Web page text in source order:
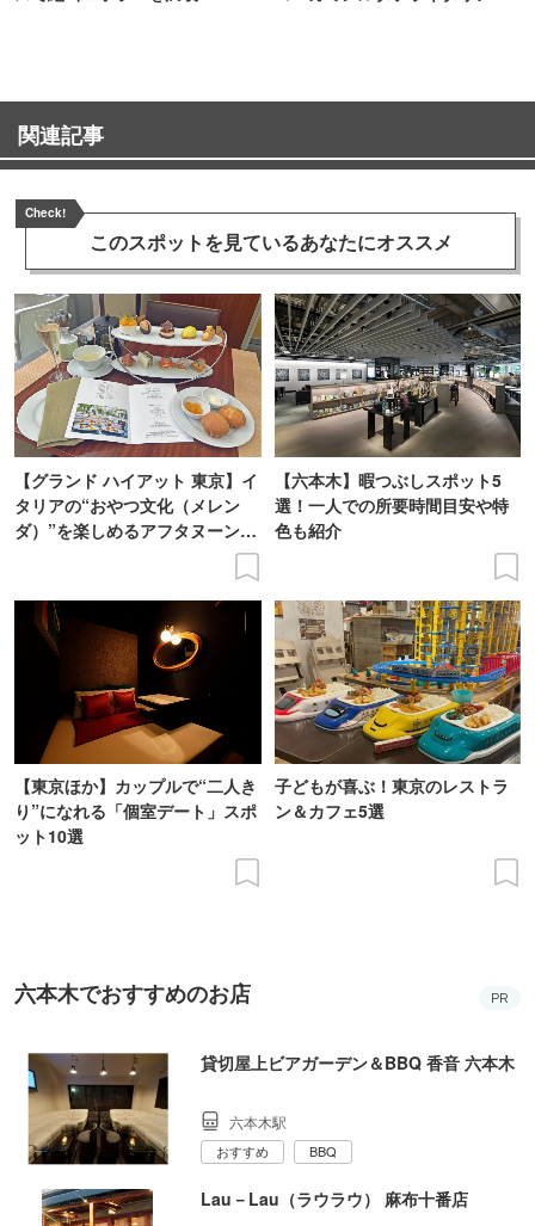
関連記事
Check!
このスポットを見ているあなたにオススメ
【グランド ハイアット 東京】イ
タリアの“おやつ文化（メレン
ダ）”を楽しめるアフタヌーンテ
【六本木】暇つぶしスポット5
選！一人での所要時間目安や特
色も紹介
【東京ほか】カップルで“二人き
り”になれる「個室デート」スポ
ット10選
子どもが喜ぶ！東京のレストラ
ン＆カフェ5選
六本木でおすすめのお店 PR
貸切屋上ビアガーデン＆BBQ 香音 六本木
六本木駅
おすすめ BBQ
Lau－Lau（ラウラウ） 麻布十番店